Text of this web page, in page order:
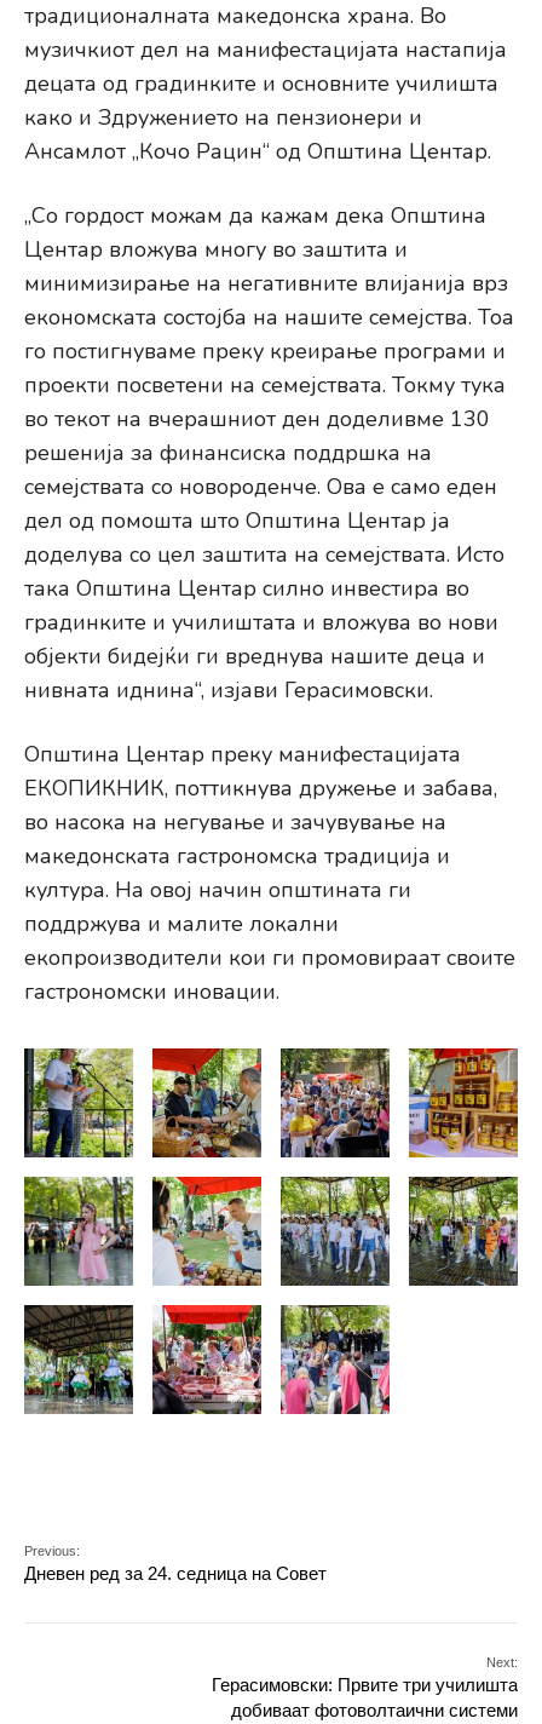
традиционалната македонска храна. Во
музичкиот дел на манифестацијата настапија
децата од градинките и основните училишта
како и Здружението на пензионери и
Ансамлот „Кочо Рацин“ од Општина Центар.
„Со гордост можам да кажам дека Општина
Центар вложува многу во заштита и
минимизирање на негативните влијанија врз
економската состојба на нашите семејства. Тоа
го постигнуваме преку креирање програми и
проекти посветени на семејствата. Токму тука
во текот на вчерашниот ден доделивме 130
решенија за финансиска поддршка на
семејствата со новороденче. Ова е само еден
дел од помошта што Општина Центар ја
доделува со цел заштита на семејствата. Исто
така Општина Центар силно инвестира во
градинките и училиштата и вложува во нови
објекти бидејќи ги вреднува нашите деца и
нивната иднина“, изјави Герасимовски.
Општина Центар преку манифестацијата
ЕКОПИКНИК, поттикнува дружење и забава,
во насока на негување и зачувување на
македонската гастрономска традиција и
култура. На овој начин општината ги
поддржува и малите локални
екопроизводители кои ги промовираат своите
гастрономски иновации.
Previous:
Дневен ред за 24. седница на Совет
Next:
Герасимовски: Првите три училишта
добиваат фотоволтаични системи